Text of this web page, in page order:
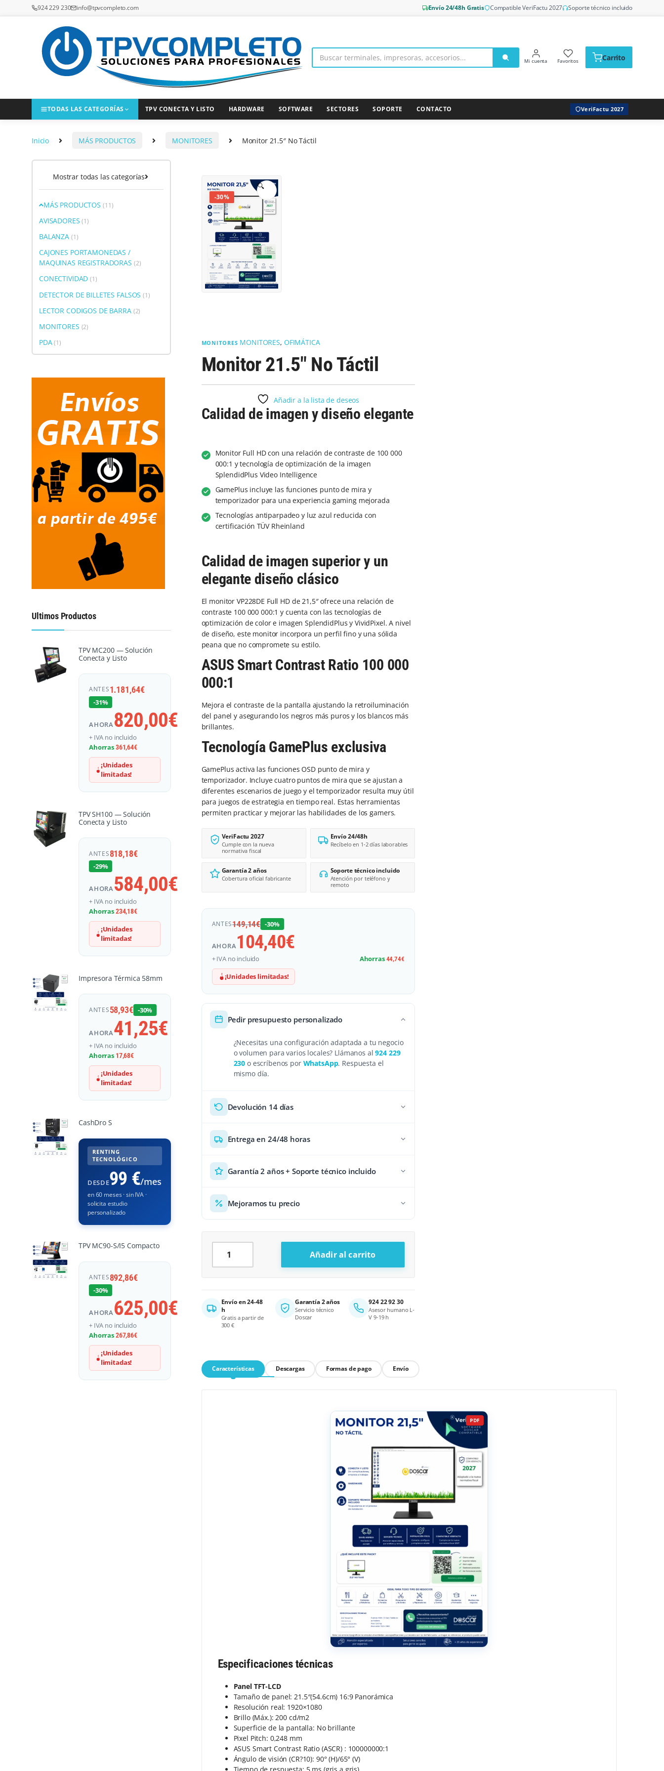
Saltar a la navegación
Saltar al contenido
924 229 230 info@tpvcompleto.com Envío 24/48h Gratis Compatible VeriFactu 2027 Soporte técnico incluido
Mi cuenta Favoritos Carrito
TODAS LAS CATEGORÍAS TPV CONECTA Y LISTO HARDWARE SOFTWARE SECTORES SOPORTE CONTACTO VeriFactu 2027
Inicio MÁS PRODUCTOS MONITORES Monitor 21.5″ No Táctil
-30%
🔍
MONITORES MONITORES, OFIMÁTICA
Monitor 21.5″ No Táctil
Añadir a la lista de deseos
Calidad de imagen y diseño elegante
Monitor Full HD con una relación de contraste de 100 000
000:1 y tecnología de optimización de la imagen
SplendidPlus Video Intelligence
GamePlus incluye las funciones punto de mira y
temporizador para una experiencia gaming mejorada
Tecnologías antiparpadeo y luz azul reducida con
certificación TÜV Rheinland
Calidad de imagen superior y un
elegante diseño clásico
El monitor VP228DE Full HD de 21,5″ ofrece una relación de
contraste 100 000 000:1 y cuenta con las tecnologías de
optimización de color e imagen SplendidPlus y VividPixel. A nivel
de diseño, este monitor incorpora un perfil fino y una sólida
peana que no compromete su estilo.
ASUS Smart Contrast Ratio 100 000
000:1
Mejora el contraste de la pantalla ajustando la retroiluminación
del panel y asegurando los negros más puros y los blancos más
brillantes.
Tecnología GamePlus exclusiva
GamePlus activa las funciones OSD punto de mira y
temporizador. Incluye cuatro puntos de mira que se ajustan a
diferentes escenarios de juego y el temporizador resulta muy útil
para juegos de estrategia en tiempo real. Estas herramientas
permiten practicar y mejorar las habilidades de los gamers.
VeriFactu 2027
Cumple con la nueva
normativa fiscal
Envío 24/48h
Recíbelo en 1-2 días laborables
Garantía 2 años
Cobertura oficial fabricante
Soporte técnico incluido
Atención por teléfono y
remoto
ANTES149,14€ -30%
AHORA104,40€
+ IVA no incluido Ahorras 44,74€
¡Unidades limitadas!
Pedir presupuesto personalizado
¿Necesitas una configuración adaptada a tu negocio
o volumen para varios locales? Llámanos al924 229
230 o escríbenos por WhatsApp. Respuesta el
mismo día.
Devolución 14 días
Entrega en 24/48 horas
Garantía 2 años + Soporte técnico incluido
Mejoramos tu precio
Monitor 21.5" No Táctil cantidad
Añadir al carrito
Alternative:
Envío en 24-48
h
Gratis a partir de
300 €
Garantía 2 años
Servicio técnico
Doscar
924 22 92 30
Asesor humano L-
V 9-19 h
Características Descargas Formas de pago Envío
Especificaciones técnicas
Panel TFT-LCD
Tamaño de panel: 21.5″(54.6cm) 16:9 Panorámica
Resolución real: 1920×1080
Brillo (Máx.): 200 cd/m2
Superficie de la pantalla: No brillante
Pixel Pitch: 0,248 mm
ASUS Smart Contrast Ratio (ASCR) : 100000000:1
Ángulo de visión (CR?10): 90° (H)/65° (V)
Tiempo de respuesta: 5 ms (gris a gris)
Mostrar todas las categorías
MÁS PRODUCTOS (11)
AVISADORES(1)
BALANZA (1)
CAJONES PORTAMONEDAS /
MAQUINAS REGISTRADORAS (2)
CONECTIVIDAD(1)
DETECTOR DE BILLETES FALSOS(1)
LECTOR CODIGOS DE BARRA (2)
MONITORES (2)
PDA(1)
Ultimos Productos
TPV MC200 — Solución
Conecta y Listo
ANTES1.181,64€
-31%
AHORA820,00€
+ IVA no incluido
Ahorras361,64€
¡Unidades
limitadas!
TPV SH100 — Solución
Conecta y Listo
ANTES818,18€
-29%
AHORA584,00€
+ IVA no incluido
Ahorras234,18€
¡Unidades
limitadas!
Impresora Térmica 58mm
ANTES58,93€ -30%
AHORA41,25€
+ IVA no incluido
Ahorras 17,68€
¡Unidades
limitadas!
CashDro S
RENTING
TECNOLÓGICO
DESDE99 €/mes
en 60 meses · sin IVA ·
solicita estudio
personalizado
TPV MC90-S/I5 Compacto
ANTES892,86€
-30%
AHORA625,00€
+ IVA no incluido
Ahorras267,86€
¡Unidades
limitadas!